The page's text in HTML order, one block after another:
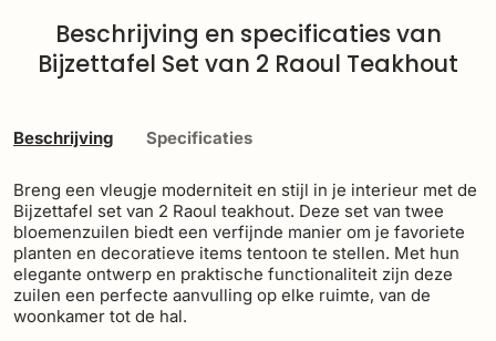
Beschrijving en specificaties van
Bijzettafel Set van 2 Raoul Teakhout
Beschrijving Specificaties
Breng een vleugje moderniteit en stijl in je interieur met de
Bijzettafel set van 2 Raoul teakhout. Deze set van twee
bloemenzuilen biedt een verfijnde manier om je favoriete
planten en decoratieve items tentoon te stellen. Met hun
elegante ontwerp en praktische functionaliteit zijn deze
zuilen een perfecte aanvulling op elke ruimte, van de
woonkamer tot de hal.